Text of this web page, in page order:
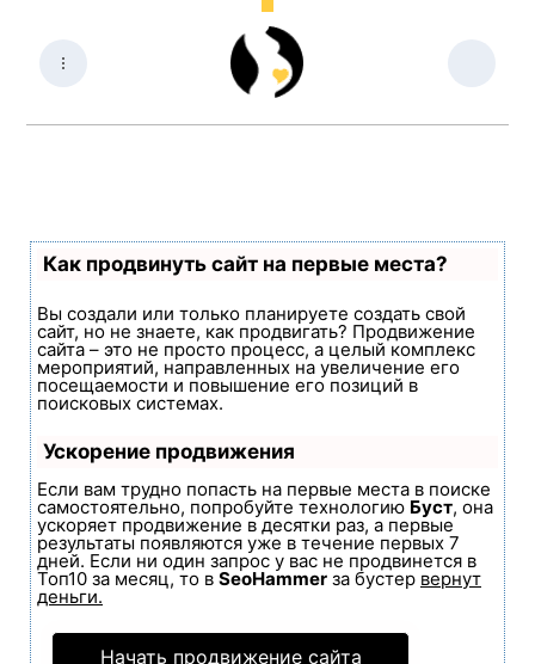
Как продвинуть сайт на первые места?
Вы создали или только планируете создать свой
сайт, но не знаете, как продвигать? Продвижение
сайта – это не просто процесс, а целый комплекс
мероприятий, направленных на увеличение его
посещаемости и повышение его позиций в
поисковых системах.
Ускорение продвижения
Если вам трудно попасть на первые места в поиске
самостоятельно, попробуйте технологию Буст, она
ускоряет продвижение в десятки раз, а первые
результаты появляются уже в течение первых 7
дней. Если ни один запрос у вас не продвинется в
Топ10 за месяц, то в SeoHammer за бустер вернут
деньги.
Начать продвижение сайта